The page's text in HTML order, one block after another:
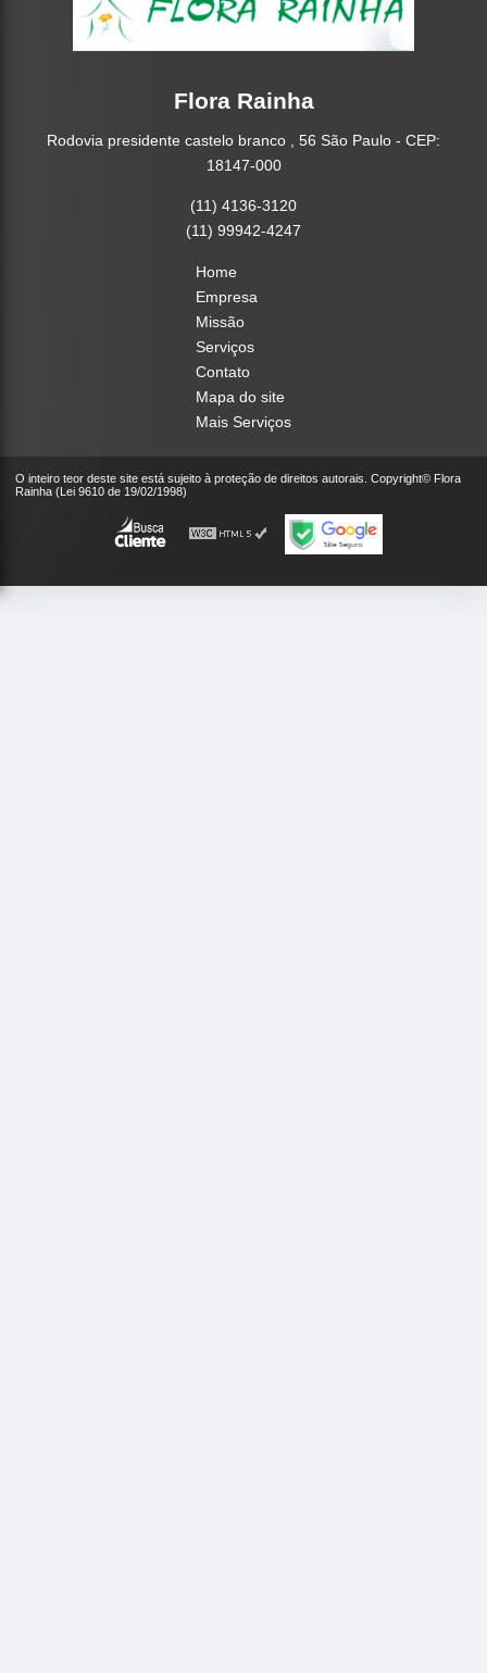
Flora Rainha
Rodovia presidente castelo branco , 56 São Paulo - CEP:
18147-000
(11) 4136-3120
(11) 99942-4247
Home
Empresa
Missão
Serviços
Contato
Mapa do site
Mais Serviços
O inteiro teor deste site está sujeito à proteção de direitos autorais. Copyright© Flora
Rainha (Lei 9610 de 19/02/1998)